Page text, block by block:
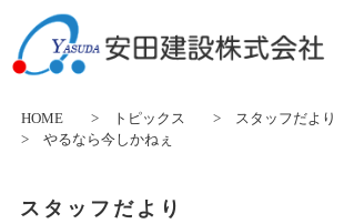
HOME > トピックス >
スタッフだより
> やるなら今しかねぇ
スタッフだより